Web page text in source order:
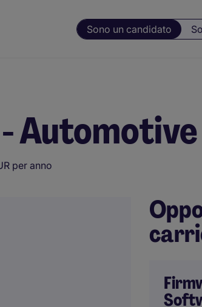
Sono un candidato
Automotive
per anno